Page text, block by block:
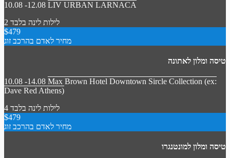
10.08 -12.08 LIV URBAN LARNACA
2 לילות לינה בלבד
$479
מחיר לאדם בהרכב זוג
טיסה ומלון לאתונה
10.08 -14.08 Max Brown Hotel Downtown Sircle Collection (ex:
Dave Red Athens)
4 לילות לינה בלבד
$479
מחיר לאדם בהרכב זוג
טיסה ומלון למונטנגרו